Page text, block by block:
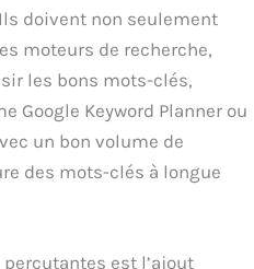
doivent non seulement
moteurs de recherche,
les bons mots-clés,
Google Keyword Planner ou
un bon volume de
des mots-clés à longue
est l’ajout